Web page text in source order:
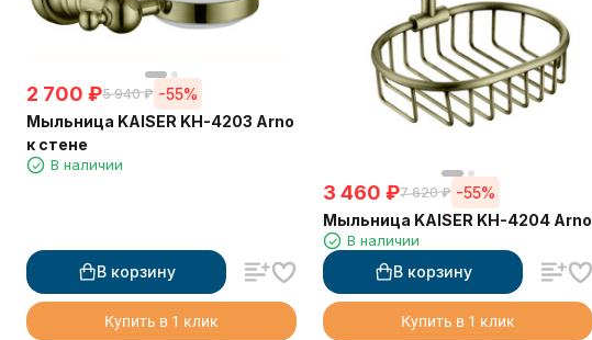
2 700 ₽5 940 ₽ -55%
Мыльница KAISER KH-4203 Arno
к стене
В наличии
В корзину
Купить в 1 клик
3 460 ₽7 620 ₽ -55%
Мыльница KAISER KH-4204 Arno
В наличии
В корзину
Купить в 1 клик